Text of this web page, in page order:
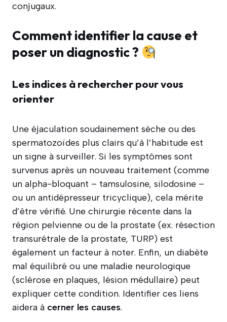
conjugaux.
Comment identifier la cause et
poser un diagnostic ?
Les indices à rechercher pour vous
orienter
Une éjaculation soudainement sèche ou des
spermatozoïdes plus clairs qu’à l’habitude est
un signe à surveiller. Si les symptômes sont
survenus après un nouveau traitement (comme
un alpha-bloquant – tamsulosine, silodosine –
ou un antidépresseur tricyclique), cela mérite
d’être vérifié. Une chirurgie récente dans la
région pelvienne ou de la prostate (ex. résection
transurétrale de la prostate, TURP) est
également un facteur à noter. Enfin, un diabète
mal équilibré ou une maladie neurologique
(sclérose en plaques, lésion médullaire) peut
expliquer cette condition. Identifier ces liens
aidera à cerner les causes.